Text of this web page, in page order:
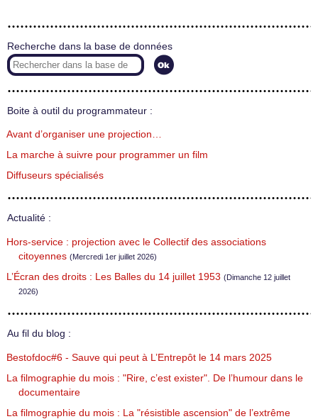
Recherche dans la base de données
Boite à outil du programmateur :
Avant d’organiser une projection…
La marche à suivre pour programmer un film
Diffuseurs spécialisés
Actualité :
Hors-service : projection avec le Collectif des associations
citoyennes (Mercredi 1er juillet 2026)
L’Écran des droits : Les Balles du 14 juillet 1953 (Dimanche 12 juillet
2026)
Au fil du blog :
Bestofdoc#6 - Sauve qui peut à L’Entrepôt le 14 mars 2025
La filmographie du mois : "Rire, c’est exister". De l’humour dans le
documentaire
La filmographie du mois : La "résistible ascension" de l’extrême